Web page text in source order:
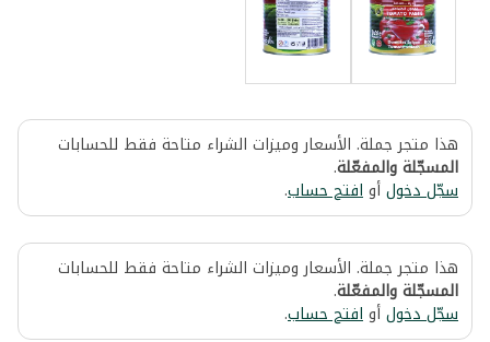
هذا متجر جملة. الأسعار وميزات الشراء متاحة فقط للحسابات
المسجّلة والمفعّلة.
سجّل دخولأوافتح حساب.
هذا متجر جملة. الأسعار وميزات الشراء متاحة فقط للحسابات
المسجّلة والمفعّلة.
سجّل دخولأوافتح حساب.